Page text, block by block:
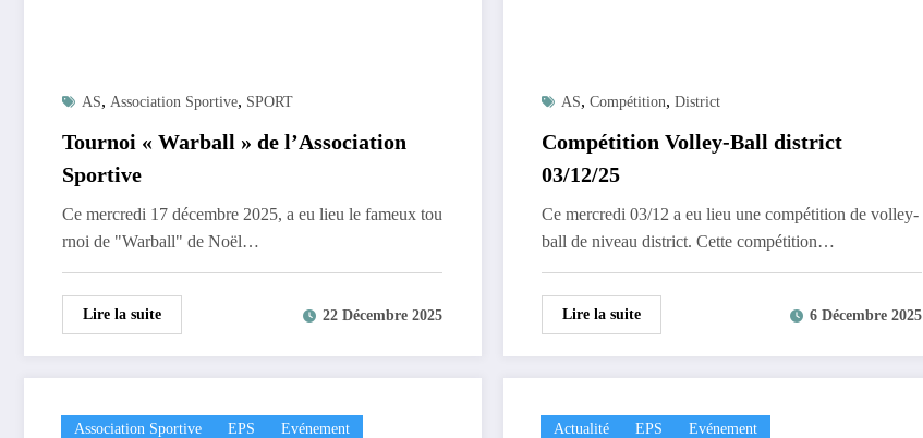
AS, Association Sportive, SPORT
Tournoi « Warball » de l’Association
Sportive
Ce mercredi 17 décembre 2025, a eu lieu le fameux tou
rnoi de "Warball" de Noël…
Lire la suite 22 Décembre 2025
AS, Compétition, District
Compétition Volley-Ball district
03/12/25
Ce mercredi 03/12 a eu lieu une compétition de volley-
ball de niveau district. Cette compétition…
Lire la suite 6 Décembre 2025
Association Sportive EPS Evénement Actualité EPS Evénement